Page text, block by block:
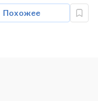
Похожее